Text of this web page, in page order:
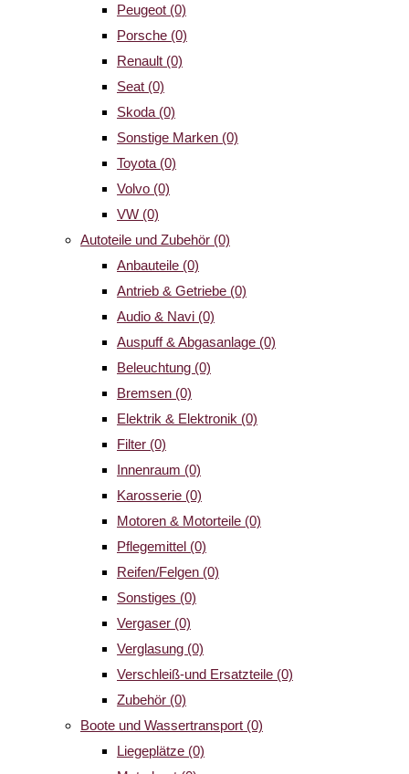
Peugeot (0)
Porsche (0)
Renault (0)
Seat (0)
Skoda (0)
Sonstige Marken (0)
Toyota (0)
Volvo (0)
VW (0)
Autoteile und Zubehör (0)
Anbauteile (0)
Antrieb & Getriebe (0)
Audio & Navi (0)
Auspuff & Abgasanlage (0)
Beleuchtung (0)
Bremsen (0)
Elektrik & Elektronik (0)
Filter (0)
Innenraum (0)
Karosserie (0)
Motoren & Motorteile (0)
Pflegemittel (0)
Reifen/Felgen (0)
Sonstiges (0)
Vergaser (0)
Verglasung (0)
Verschleiß-und Ersatzteile (0)
Zubehör (0)
Boote und Wassertransport (0)
Liegeplätze (0)